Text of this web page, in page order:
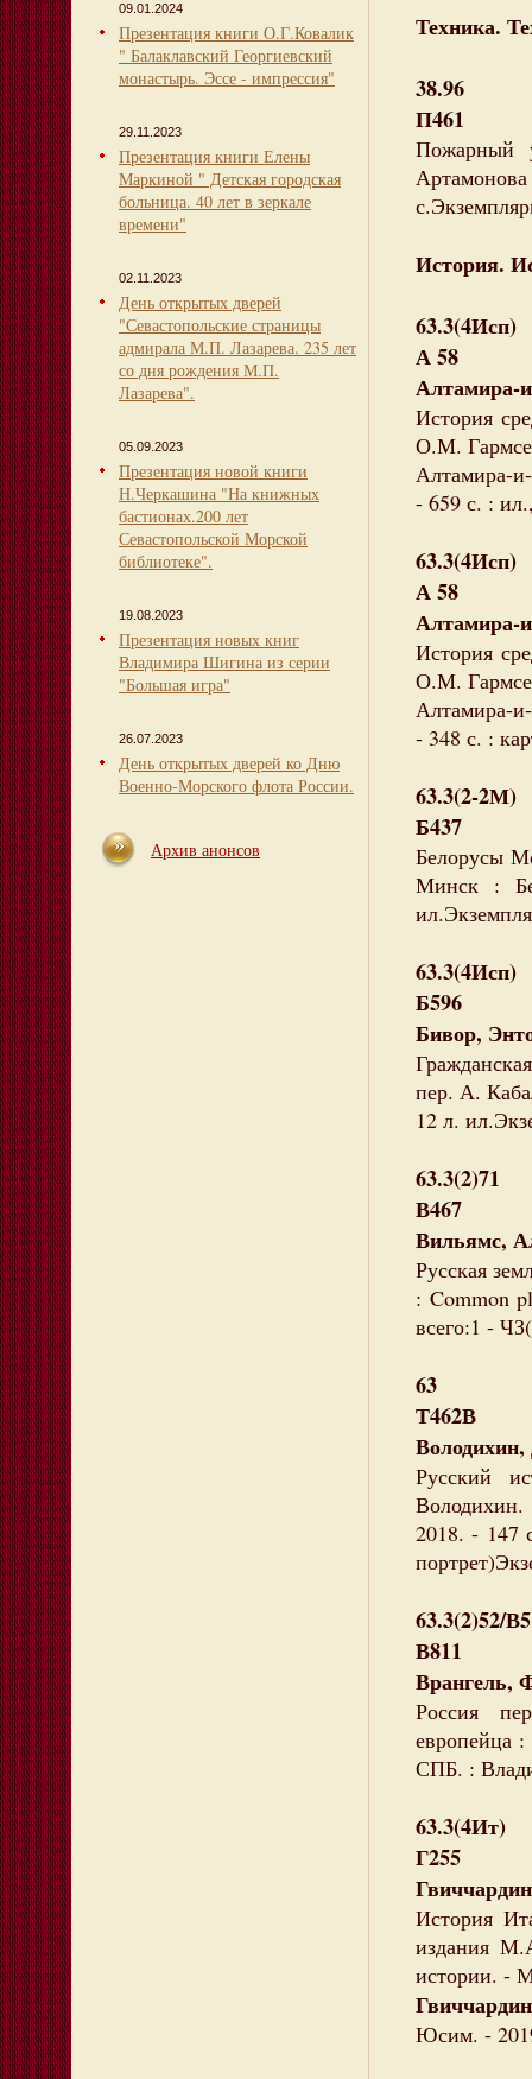
09.01.2024
Презентация книги О.Г.Ковалик
" Балаклавский Георгиевский
монастырь. Эссе - импрессия"
29.11.2023
Презентация книги Елены
Маркиной " Детская городская
больница. 40 лет в зеркале
времени"
02.11.2023
День открытых дверей
"Севастопольские страницы
адмирала М.П. Лазарева. 235 лет
со дня рождения М.П.
Лазарева".
05.09.2023
Презентация новой книги
Н.Черкашина "На книжных
бастионах.200 лет
Севастопольской Морской
библиотеке".
19.08.2023
Презентация новых книг
Владимира Шигина из серии
"Большая игра"
26.07.2023
День открытых дверей ко Дню
Военно-Морского флота России.
Архив анонсов
Техника.
38.96
П461
Пожарный
История.
63.3(4Исп)
А 58
Алтамира-
История
О.М.
Алтамира-
- 659 с. :
63.3(4Исп)
А 58
Алтамира-
История
О.М.
Алтамира-
- 348 с. :
63.3(2-2М)
Б437
Белорусы
Минск :
63.3(4Исп)
Б596
Бивор,
пер. А.
12 л.
63.3(2)71
В467
Вильямс,
Русская
: Common
всего:1 -
63
Т462В
Русский
2018. - 147
63.3(2)52/
В811
Врангель,
Россия
европейца
СПБ. :
63.3(4Ит)
Г255
История
издания
истории. -
Юсим. -